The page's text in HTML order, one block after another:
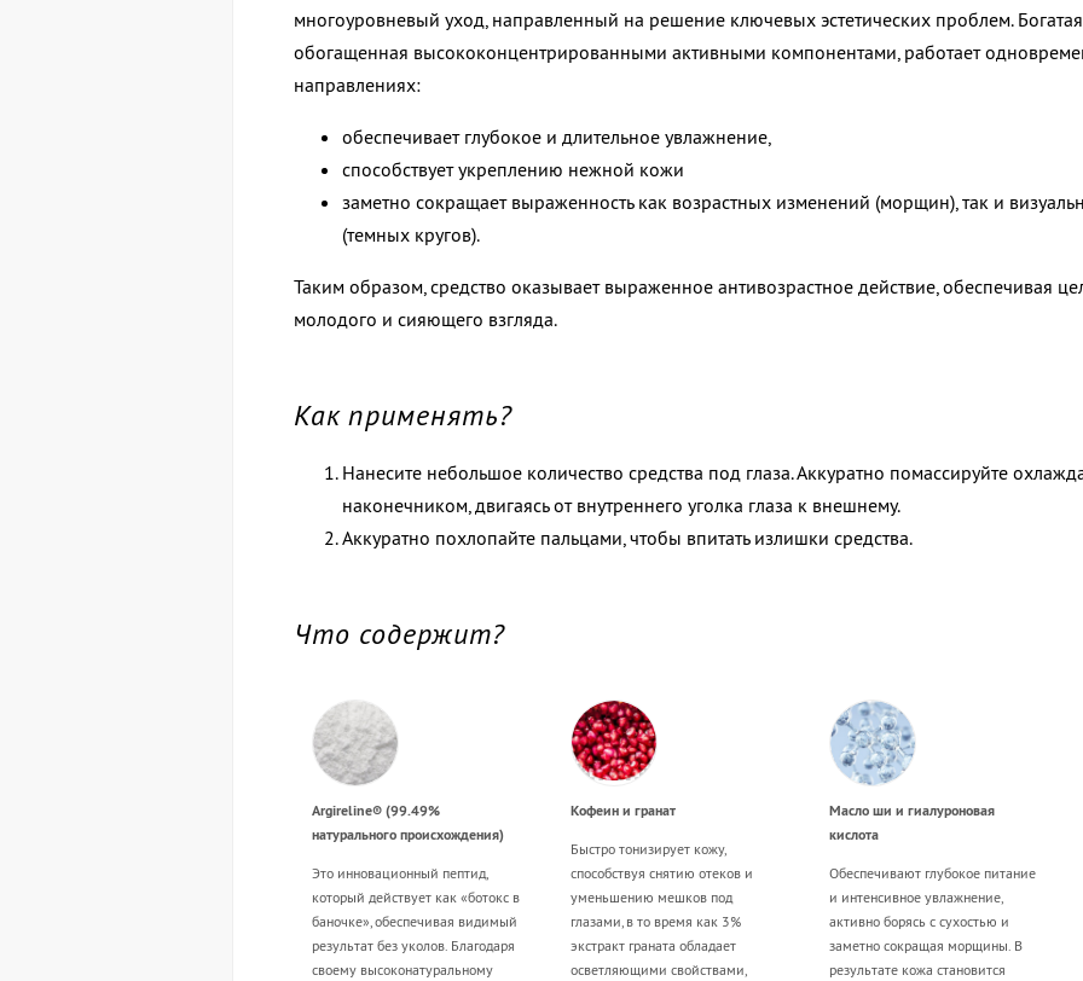
многоуровневый уход, направленный на решение ключевых эстетических проблем.
обогащенная высококонцентрированными активными компонентами, работает
направлениях:
обеспечивает глубокое и длительное увлажнение,
способствует укреплению нежной кожи
заметно сокращает выраженность как возрастных изменений (морщин), так и
(темных кругов).
Таким образом, средство оказывает выраженное антивозрастное действие, обеспечивая
молодого и сияющего взгляда.
Как применять?
Нанесите небольшое количество средства под глаза. Аккуратно помассируйте
наконечником, двигаясь от внутреннего уголка глаза к внешнему.
Аккуратно похлопайте пальцами, чтобы впитать излишки средства.
Что содержит?
Argireline® (99.49%
натурального происхождения)
Это инновационный пептид,
который действует как «ботокс в
баночке», обеспечивая видимый
результат без уколов. Благодаря
своему высоконатуральному
Кофеин и гранат
Быстро тонизирует кожу,
способствуя снятию отеков и
уменьшению мешков под
глазами, в то время как 3%
экстракт граната обладает
осветляющими свойствами,
Масло ши и гиалуроновая
кислота
Обеспечивают глубокое питание
и интенсивное увлажнение,
активно борясь с сухостью и
заметно сокращая морщины. В
результате кожа становится